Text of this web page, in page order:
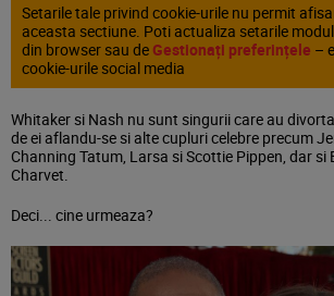
Setarile tale privind cookie-urile nu permit
aceasta sectiune. Poti actualiza setarile
din browser sau de Gestionați preferințele –
cookie-urile social media
Whitaker si Nash nu sunt singurii care au
de ei aflandu-se si alte cupluri celebre precum
Channing Tatum, Larsa si Scottie Pippen, dar si
Charvet.
Deci... cine urmeaza?